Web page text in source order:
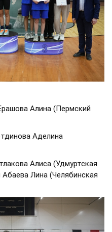
Алина (Пермский
Аделина
Алиса (Удмуртская
Лина (Челябинская